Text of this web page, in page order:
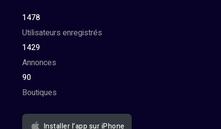
1478
Utilisateurs enregistrés
1429
Annonces
90
Boutiques
Installer l’app sur iPhone